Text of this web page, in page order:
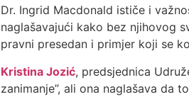
Dr. Ingrid Macdonald ističe i
naglašavajući kako bez njihovog
pravni presedan i primjer koji se
Kristina Jozić, predsjednica
zanimanje”, ali ona naglašava da